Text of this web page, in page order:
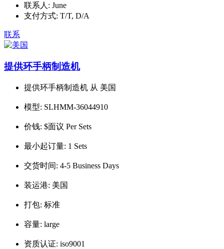
联系人: June
支付方式: T/T, D/A
联系
提供环手柄制造机
提供环手柄制造机 从 美国
模型: SLHMM-36044910
价钱: $面议 Per Sets
最小起订量: 1 Sets
交货时间: 4-5 Business Days
装运港: 美国
打包: 标准
容量: large
资质认证: iso9001